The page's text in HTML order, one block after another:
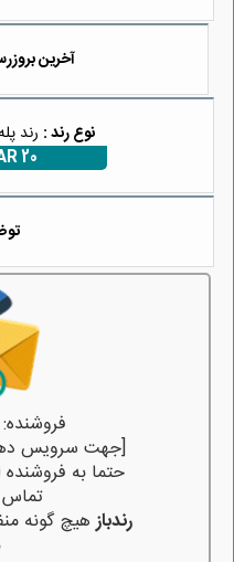
آخرین
نوع رند : رند
20
[جهت سرویس
حتما به فروشنده
رندبازهیچ گونه